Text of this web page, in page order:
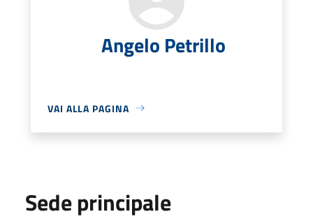
Angelo Petrillo
VAI ALLA PAGINA
Sede principale